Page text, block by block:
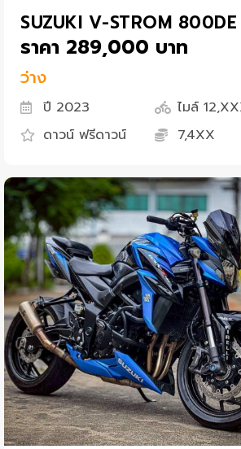
SUZUKI V-STROM 800DE
ราคา 289,000 บาท
ว่าง
ปี 2023
ไมล์
ดาวน์ ฟรีดาวน์
7,4XX